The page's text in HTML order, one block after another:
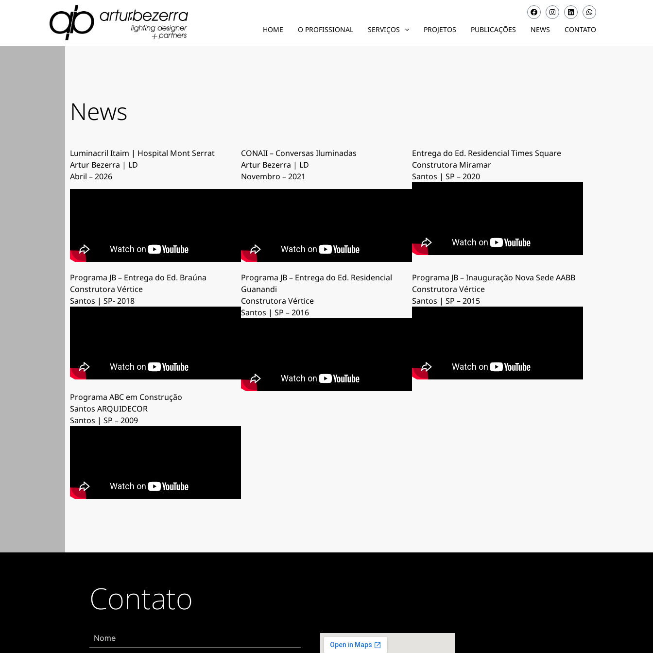
HOME O PROFISSIONAL SERVIÇOS PROJETOS PUBLICAÇÕES NEWS CONTATO
News
Luminacril Itaim | Hospital Mont Serrat
Artur Bezerra | LD
Abril – 2026
CONAII – Conversas Iluminadas
Artur Bezerra | LD
Novembro – 2021
Entrega do Ed. Residencial Times Square
Construtora Miramar
Santos | SP – 2020
Programa JB – Entrega do Ed. Braúna
Construtora Vértice
Santos | SP- 2018
Programa JB – Entrega do Ed. Residencial
Guanandi
Construtora Vértice
Santos | SP – 2016
Programa JB – Inauguração Nova Sede AABB
Construtora Vértice
Santos | SP – 2015
Programa ABC em Construção
Santos ARQUIDECOR
Santos | SP – 2009
Contato